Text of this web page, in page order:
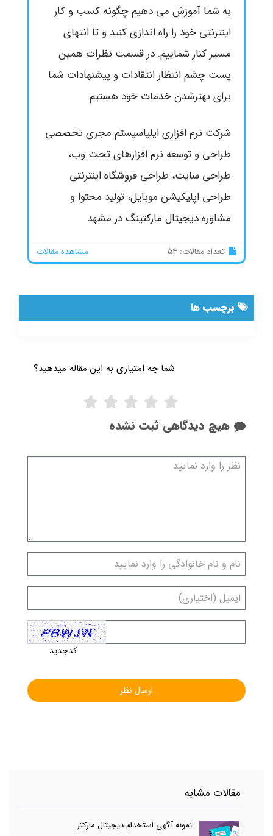
برچسب ها
به شما آموزش می دهیم چگونه کسب و کار
اینترنتی خود را راه اندازی کنید و تا انتهای
مسیر کنار شماییم. در قسمت نظرات همین
پست چشم انتظار انتقادات و پیشنهادات شما
برای بهترشدن خدمات خود هستیم
شرکت نرم افزاری ایلیاسیستم مجری تخصصی
طراحی و توسعه نرم افزارهای تحت وب،
طراحی سایت، طراحی فروشگاه اینترنتی
طراحی اپلیکیشن موبایل، تولید محتوا و
مشاوره دیجیتال مارکتینگ در مشهد
تعداد مقالات: 54 مشاهده مقالات
هیچ دیدگاهی ثبت نشده
شما چه امتیازی به این مقاله میدهید؟
کدجدید
مقالات مشابه
نمونه آگهی استخدام دیجیتال مارکتر